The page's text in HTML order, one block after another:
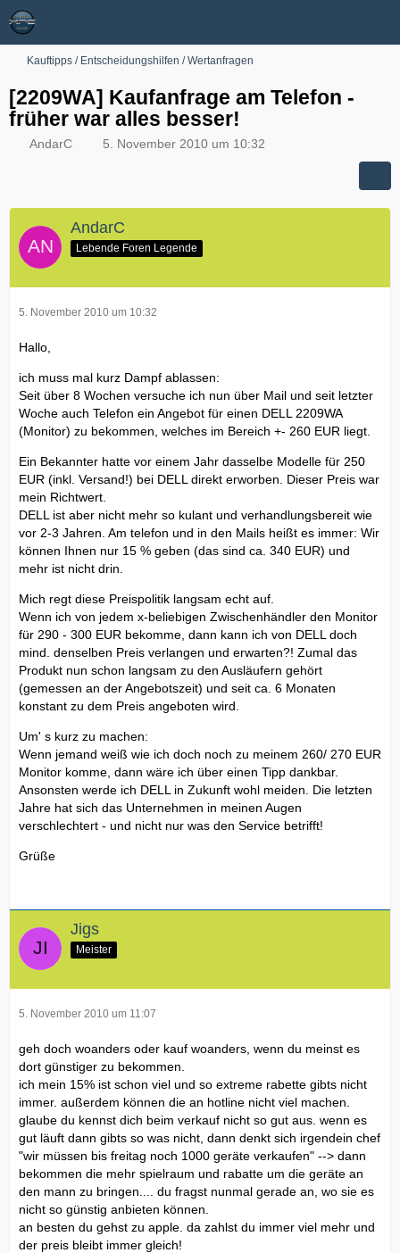
Kauftipps / Entscheidungshilfen / Wertanfragen
[2209WA] Kaufanfrage am Telefon -
früher war alles besser!
AndarC 5. November 2010 um 10:32
AndarC
Lebende Foren Legende
5. November 2010 um 10:32
Hallo,
ich muss mal kurz Dampf ablassen:
Seit über 8 Wochen versuche ich nun über Mail und seit letzter
Woche auch Telefon ein Angebot für einen DELL 2209WA
(Monitor) zu bekommen, welches im Bereich +- 260 EUR liegt.
Ein Bekannter hatte vor einem Jahr dasselbe Modelle für 250
EUR (inkl. Versand!) bei DELL direkt erworben. Dieser Preis war
mein Richtwert.
DELL ist aber nicht mehr so kulant und verhandlungsbereit wie
vor 2-3 Jahren. Am telefon und in den Mails heißt es immer: Wir
können Ihnen nur 15 % geben (das sind ca. 340 EUR) und
mehr ist nicht drin.
Mich regt diese Preispolitik langsam echt auf.
Wenn ich von jedem x-beliebigen Zwischenhändler den Monitor
für 290 - 300 EUR bekomme, dann kann ich von DELL doch
mind. denselben Preis verlangen und erwarten?! Zumal das
Produkt nun schon langsam zu den Ausläufern gehört
(gemessen an der Angebotszeit) und seit ca. 6 Monaten
konstant zu dem Preis angeboten wird.
Um' s kurz zu machen:
Wenn jemand weiß wie ich doch noch zu meinem 260/ 270 EUR
Monitor komme, dann wäre ich über einen Tipp dankbar.
Ansonsten werde ich DELL in Zukunft wohl meiden. Die letzten
Jahre hat sich das Unternehmen in meinen Augen
verschlechtert - und nicht nur was den Service betrifft!
Grüße
Jigs
Meister
5. November 2010 um 11:07
geh doch woanders oder kauf woanders, wenn du meinst es
dort günstiger zu bekommen.
ich mein 15% ist schon viel und so extreme rabette gibts nicht
immer. außerdem können die an hotline nicht viel machen.
glaube du kennst dich beim verkauf nicht so gut aus. wenn es
gut läuft dann gibts so was nicht, dann denkt sich irgendein chef
"wir müssen bis freitag noch 1000 geräte verkaufen" --> dann
bekommen die mehr spielraum und rabatte um die geräte an
den mann zu bringen.... du fragst nunmal gerade an, wo sie es
nicht so günstig anbieten können.
an besten du gehst zu apple. da zahlst du immer viel mehr und
der preis bleibt immer gleich!